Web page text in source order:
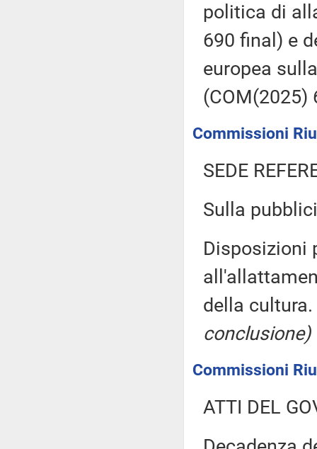
politica di
690 final) e
europea
(COM(2025)
Commissioni
SEDE
Sulla
Disposizioni
della
conclusione)
Commissioni
ATTI DEL